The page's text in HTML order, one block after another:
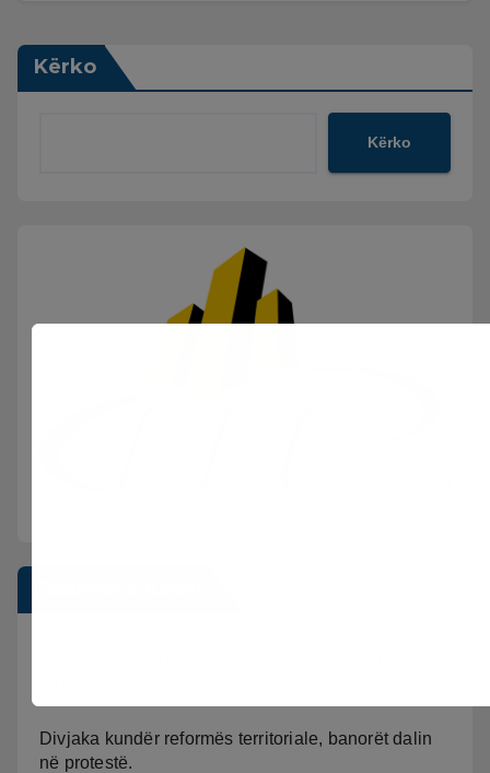
Kërko
Kërko
Divjaka kundër reformës territoriale, banorët dalin
në protestë.